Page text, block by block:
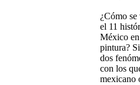
¿Cómo se
el 11
México en
pintura?
dos
con los
mexicano